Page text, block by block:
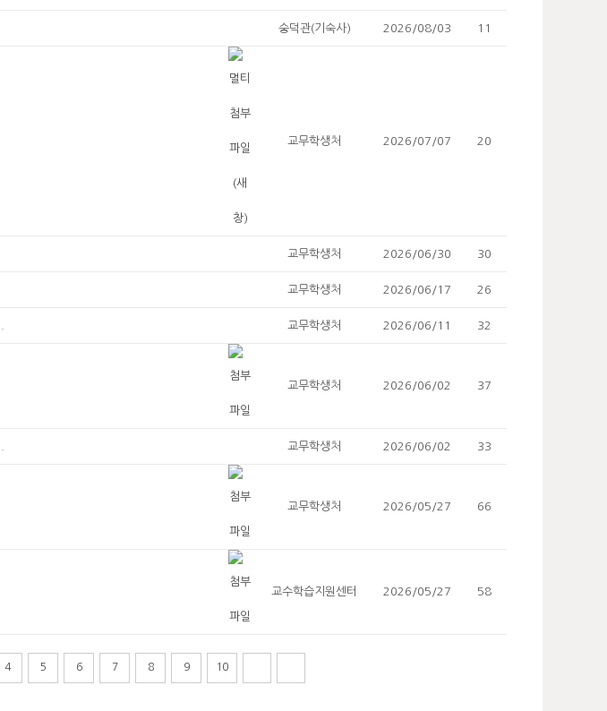
숭덕관(기숙사) 2026/08/03 11
교무학생처 2026/07/07 20
교무학생처 2026/06/30 30
교무학생처 2026/06/17 26
교무학생처 2026/06/11 32
교무학생처 2026/06/02 37
교무학생처 2026/06/02 33
교무학생처 2026/05/27 66
교수학습지원센터 2026/05/27 58
4 5 6 7 8 9 10